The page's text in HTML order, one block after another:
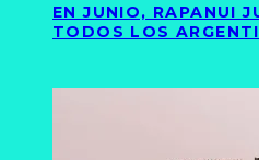
EN JUNIO, RAPANUI
TODOS LOS